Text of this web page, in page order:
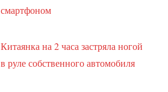
смартфоном
Китаянка на 2 часа застряла ногой
в руле собственного автомобиля